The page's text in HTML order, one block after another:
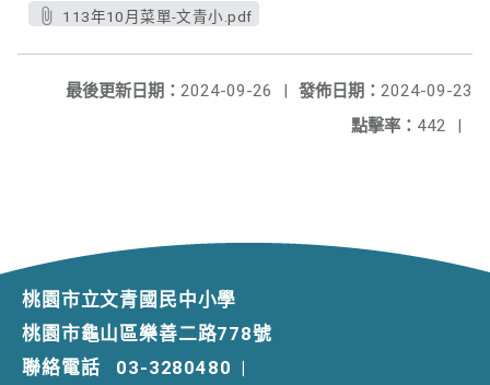
113年10月菜單-文青小.pdf
發佈日期： 2024-09-23
最後更新日期： 2024-09-26
|
點擊率： 442 |
桃園市立文青國民中小學
桃園市龜山區樂善二路778號
聯絡電話
03-3280480 |